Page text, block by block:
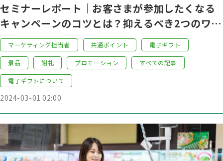
セミナーレポート｜お客さまが参加したくなる
キャンペーンのコツとは？抑えるべき2つのワー
ド「デジタル化」と「電子ギフト」について考
える
マーケティング担当者 共通ポイント 電子ギフト
景品 謝礼 プロモーション すべての記事
電子ギフトについて
2024-03-01 02:00